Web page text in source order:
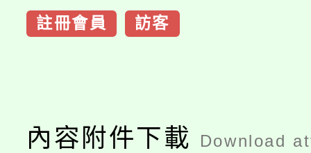
註冊會員 訪客
內容附件下載 Download